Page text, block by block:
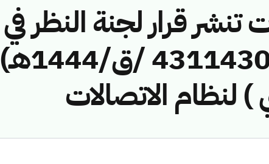
تنشر قرار لجنة النظر في
مخالفات نظام الاتصالات رقم ( 4311430 /ق/1444هـ)
الاتصالات